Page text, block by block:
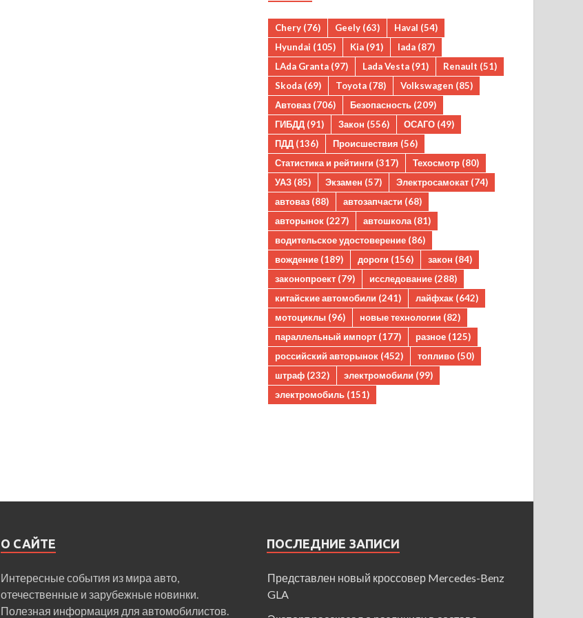
Chery (76) Geely (63) Haval (54)
Hyundai (105) Kia (91) lada (87)
LAda Granta (97) Lada Vesta (91) Renault (51)
Skoda (69) Toyota (78) Volkswagen (85)
Автоваз (706) Безопасность (209)
ГИБДД (91) Закон (556) ОСАГО (49)
ПДД (136) Происшествия (56)
Статистика и рейтинги (317) Техосмотр (80)
УАЗ (85) Экзамен (57) Электросамокат (74)
автоваз (88) автозапчасти (68)
авторынок (227) автошкола (81)
водительское удостоверение (86)
вождение (189) дороги (156) закон (84)
законопроект (79) исследование (288)
китайские автомобили (241) лайфхак (642)
мотоциклы (96) новые технологии (82)
параллельный импорт (177) разное (125)
российский авторынок (452) топливо (50)
штраф (232) электромобили (99)
электромобиль (151)
О САЙТЕ
Интересные события из мира авто,
отечественные и зарубежные новинки.
Полезная информация для автомобилистов.
ПОСЛЕДНИЕ ЗАПИСИ
Представлен новый кроссовер Mercedes-Benz
GLA